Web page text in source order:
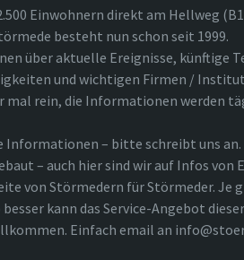
Einwohnern direkt am Hellweg
besteht nun schon seit 1999.
über aktuelle Ereignisse, künftige
und wichtigen Firmen /
mal rein, die Informationen werden
Informationen – bitte schreibt uns an.
– auch hier sind wir auf Infos von
von Störmedern für Störmeder. Je
kann das Service-Angebot
Einfach email an